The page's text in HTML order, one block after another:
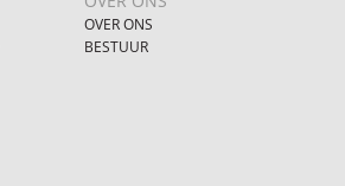
OVER ONS
BESTUUR